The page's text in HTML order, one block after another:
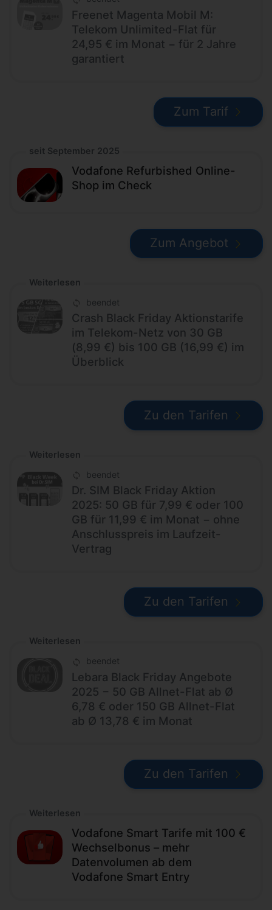
Freenet Magenta Mobil M:
Telekom Unlimited-Flat für
24,95 € im Monat − für 2 Jahre
garantiert
Zum Tarif
seit September 2025
Vodafone Refurbished Online-
Shop im Check
Zum Angebot
Weiterlesen
beendet
Crash Black Friday Aktionstarife
im Telekom-Netz von 30 GB
(8,99 €) bis 100 GB (16,99 €) im
Überblick
Zu den Tarifen
Weiterlesen
beendet
Dr. SIM Black Friday Aktion
2025: 50 GB für 7,99 € oder 100
GB für 11,99 € im Monat − ohne
Anschlusspreis im Laufzeit-
Vertrag
Zu den Tarifen
Weiterlesen
beendet
Lebara Black Friday Angebote
2025 − 50 GB Allnet-Flat ab Ø
6,78 € oder 150 GB Allnet-Flat
ab Ø 13,78 € im Monat
Zu den Tarifen
Weiterlesen
Vodafone Smart Tarife mit 100 €
Wechselbonus – mehr
Datenvolumen ab dem
Vodafone Smart Entry